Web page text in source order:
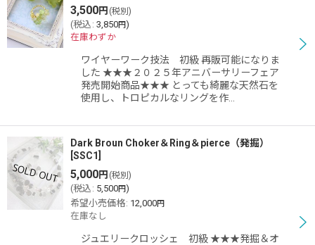
3,500円 (税別)
(税込 : 3,850円)
在庫わずか
ワイヤーワーク技法 初級 再販可能になりま
した ★★★２０２５年アニバーサリーフェア
発売開始商品★★★ とっても綺麗な天然石を
使用し、トロピカルなリングを作…
Dark Broun Choker＆Ring＆pierce（発掘）
SSC1
5,000円 (税別)
(税込 : 5,500円)
希望小売価格: 12,000円
在庫なし
ジュエリークロッシェ 初級 ★★★発掘＆オ